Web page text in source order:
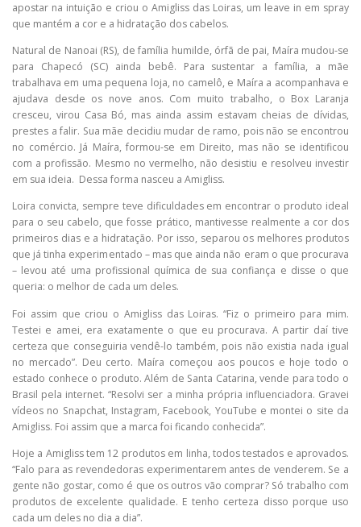
apostar na intuição e criou o Amigliss das Loiras, um leave in em spray
que mantém a cor e a hidratação dos cabelos.
Natural de Nanoai (RS), de família humilde, órfã de pai, Maíra mudou-se
para Chapecó (SC) ainda bebê. Para sustentar a família, a mãe
trabalhava em uma pequena loja, no camelô, e Maíra a acompanhava e
ajudava desde os nove anos. Com muito trabalho, o Box Laranja
cresceu, virou Casa Bó, mas ainda assim estavam cheias de dívidas,
prestes a falir. Sua mãe decidiu mudar de ramo, pois não se encontrou
no comércio. Já Maíra, formou-se em Direito, mas não se identificou
com a profissão. Mesmo no vermelho, não desistiu e resolveu investir
em sua ideia. Dessa forma nasceu a Amigliss.
Loira convicta, sempre teve dificuldades em encontrar o produto ideal
para o seu cabelo, que fosse prático, mantivesse realmente a cor dos
primeiros dias e a hidratação. Por isso, separou os melhores produtos
que já tinha experimentado – mas que ainda não eram o que procurava
– levou até uma profissional química de sua confiança e disse o que
queria: o melhor de cada um deles.
Foi assim que criou o Amigliss das Loiras. “Fiz o primeiro para mim.
Testei e amei, era exatamente o que eu procurava. A partir daí tive
certeza que conseguiria vendê-lo também, pois não existia nada igual
no mercado”. Deu certo. Maíra começou aos poucos e hoje todo o
estado conhece o produto. Além de Santa Catarina, vende para todo o
Brasil pela internet. “Resolvi ser a minha própria influenciadora. Gravei
vídeos no Snapchat, Instagram, Facebook, YouTube e montei o site da
Amigliss. Foi assim que a marca foi ficando conhecida”.
Hoje a Amigliss tem 12 produtos em linha, todos testados e aprovados.
“Falo para as revendedoras experimentarem antes de venderem. Se a
gente não gostar, como é que os outros vão comprar? Só trabalho com
produtos de excelente qualidade. E tenho certeza disso porque uso
cada um deles no dia a dia”.